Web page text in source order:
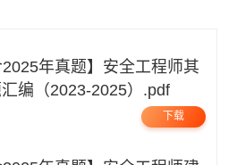
编（2023-2025）.pdf
下载